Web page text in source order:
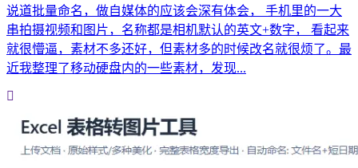
说道批量命名，做自媒体的应该会深有体会， 手机里的一大
串拍摄视频和图片，名称都是相机默认的英文+数字， 看起来
就很懵逼，素材不多还好，但素材多的时候改名就很烦了。最
近我整理了移动硬盘内的一些素材，发现...